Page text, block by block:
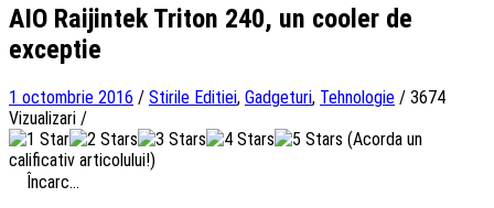
AIO Raijintek Triton 240, un cooler de
exceptie
1 octombrie 2016 / Stirile Editiei, Gadgeturi, Tehnologie / 3674
Vizualizari /
(Acorda un
calificativ articolului!)
Încarc...